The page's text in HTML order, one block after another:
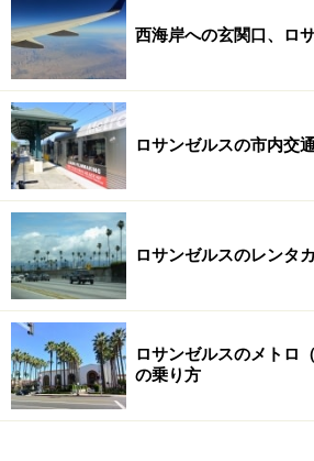
西海岸への玄関口、ロ
ロサンゼルスの市内交
ロサンゼルスのレンタ
ロサンゼルスのメトロ
の乗り方